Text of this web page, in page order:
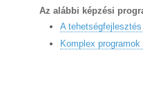
Az alábbi képzési
A
Komplex